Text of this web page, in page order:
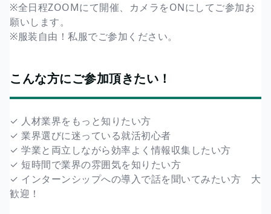
※全日程ZOOMにて開催、カメラをONにしてご参加お
願いします。
※服装自由！私服でご参加ください。
こんな方にご参加頂きたい！
✓ 人材業界をもっと知りたい方
✓ 業界選びに迷っている就活初心者
✓ 学業と両立しながら効率よく情報収集したい方
✓ 短時間で業界の雰囲気を知りたい方
✓ インターンシップへの導入で話を聞いてみたい方 大
歓迎！